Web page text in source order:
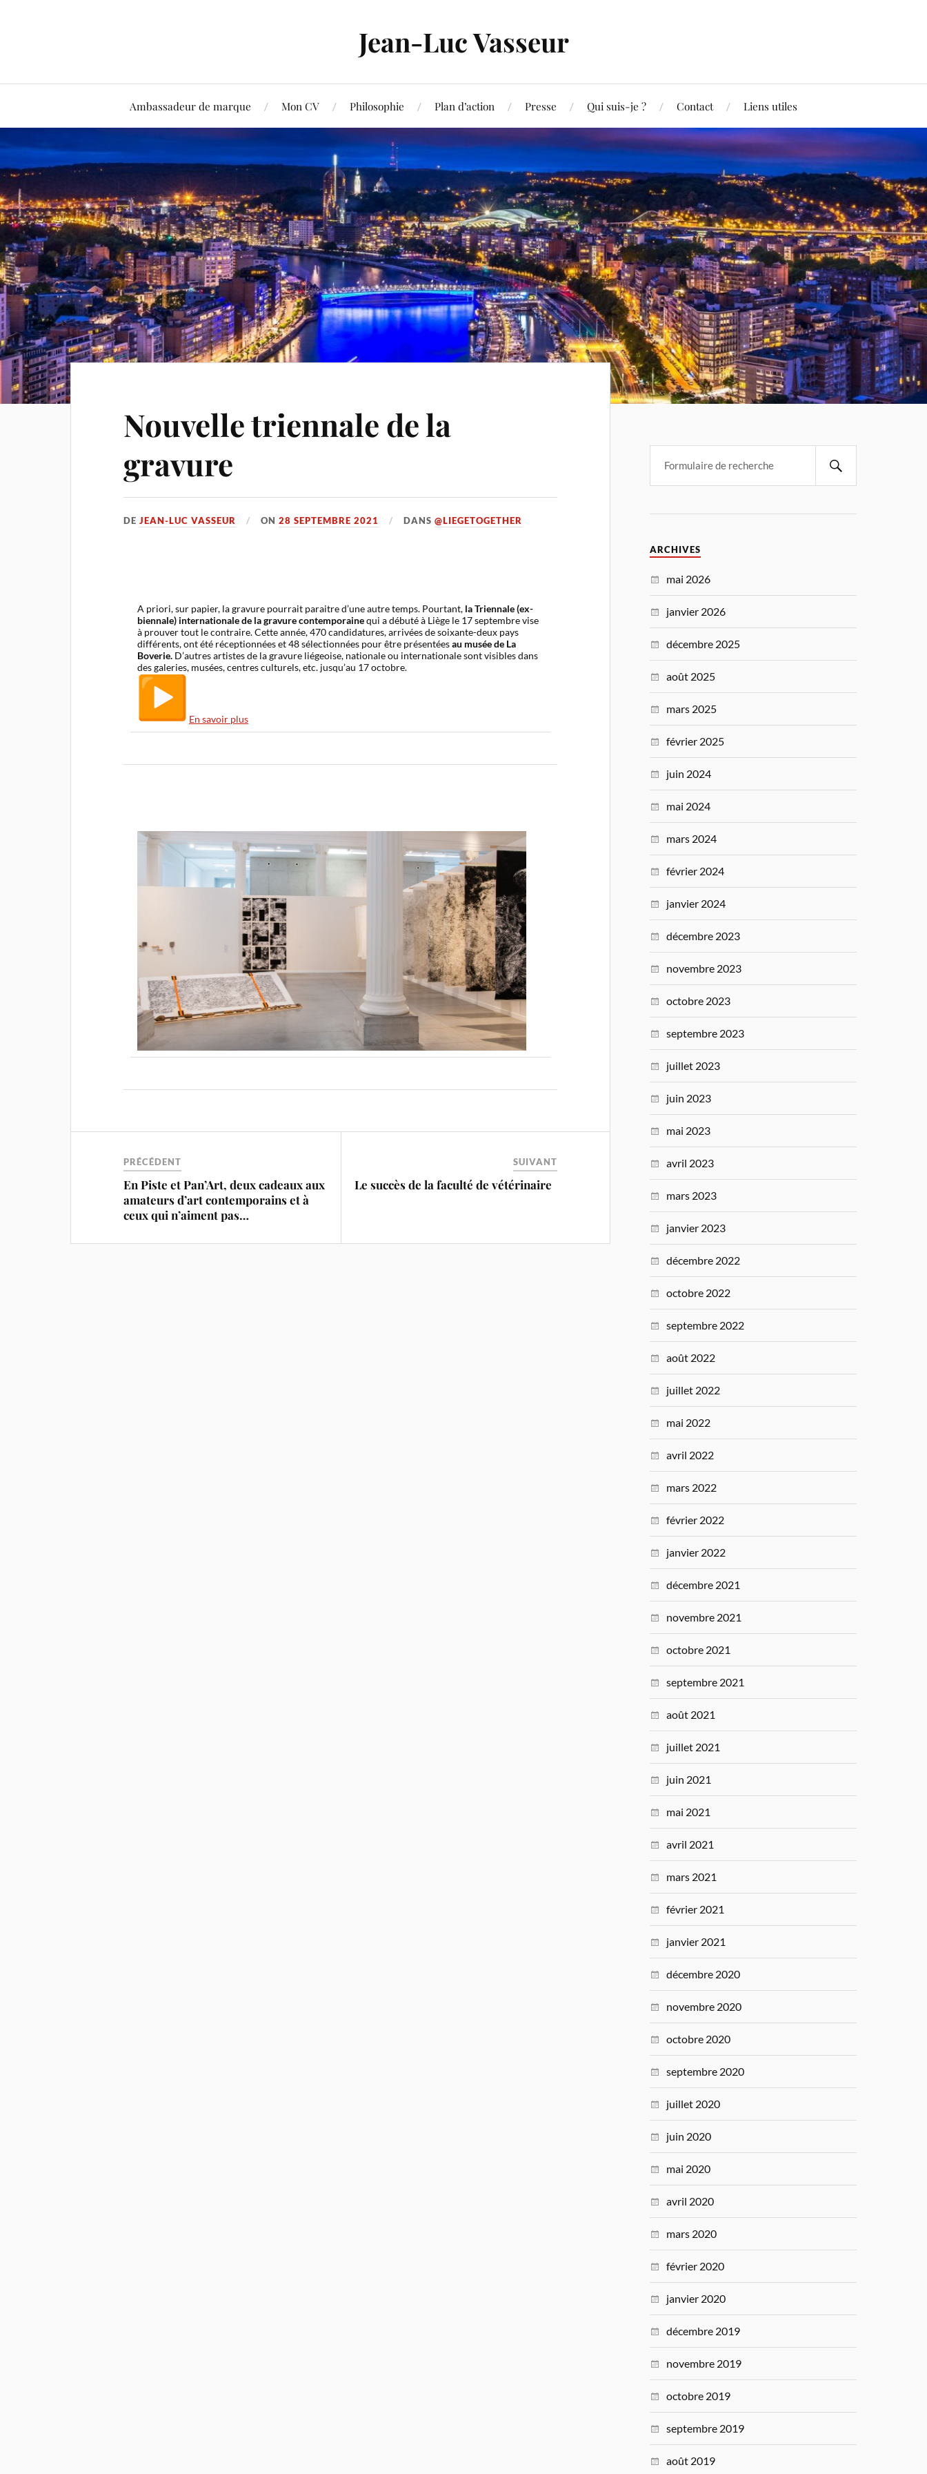
Jean-Luc Vasseur
Ambassadeur de marque Mon CV Philosophie Plan d’action Presse Qui suis-je ? Contact Liens utiles
Nouvelle triennale de la
gravure
DEJEAN-LUC VASSEUR ON28 SEPTEMBRE 2021 DANS@LIEGETOGETHER
A priori, sur papier, la gravure pourrait paraitre d’une autre temps. Pourtant, la Triennale (ex-
biennale) internationale de la gravure contemporainequi a débuté à Liège le 17 septembre vise
à prouver tout le contraire. Cette année, 470 candidatures, arrivées de soixante-deux pays
différents, ont été réceptionnées et 48 sélectionnées pour être présentéesau musée de La
Boverie. D’autres artistes de la gravure liégeoise, nationale ou internationale sont visibles dans
des galeries, musées, centres culturels, etc. jusqu’au 17 octobre.
En savoir plus
PRÉCÉDENT
En Piste et Pan’Art, deux cadeaux aux
amateurs d’art contemporains et à
ceux qui n’aiment pas…
SUIVANT
Le succès de la faculté de vétérinaire
ARCHIVES
mai 2026
janvier 2026
décembre 2025
août 2025
mars 2025
février 2025
juin 2024
mai 2024
mars 2024
février 2024
janvier 2024
décembre 2023
novembre 2023
octobre 2023
septembre 2023
juillet 2023
juin 2023
mai 2023
avril 2023
mars 2023
janvier 2023
décembre 2022
octobre 2022
septembre 2022
août 2022
juillet 2022
mai 2022
avril 2022
mars 2022
février 2022
janvier 2022
décembre 2021
novembre 2021
octobre 2021
septembre 2021
août 2021
juillet 2021
juin 2021
mai 2021
avril 2021
mars 2021
février 2021
janvier 2021
décembre 2020
novembre 2020
octobre 2020
septembre 2020
juillet 2020
juin 2020
mai 2020
avril 2020
mars 2020
février 2020
janvier 2020
décembre 2019
novembre 2019
octobre 2019
septembre 2019
août 2019